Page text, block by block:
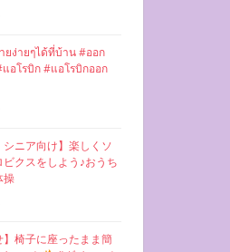
ยง่ายๆได้ที่บ้าน #ออก
แอโรบิก #แอโรบิกออก
シニア向け】楽しくソ
ビクスをしよう♪おうち
操
】椅子に座ったまま簡